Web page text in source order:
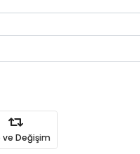
ve Değişim